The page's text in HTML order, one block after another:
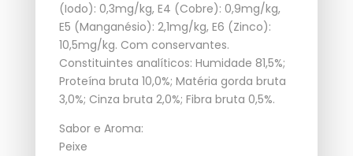
(Iodo): 0,3mg/kg, E4 (Cobre): 0,9mg/kg,
E5 (Manganésio): 2,1mg/kg, E6 (Zinco):
10,5mg/kg. Com conservantes.
Constituintes analíticos: Humidade 81,5%;
Proteína bruta 10,0%; Matéria gorda bruta
3,0%; Cinza bruta 2,0%; Fibra bruta 0,5%.
Sabor e Aroma:
Peixe